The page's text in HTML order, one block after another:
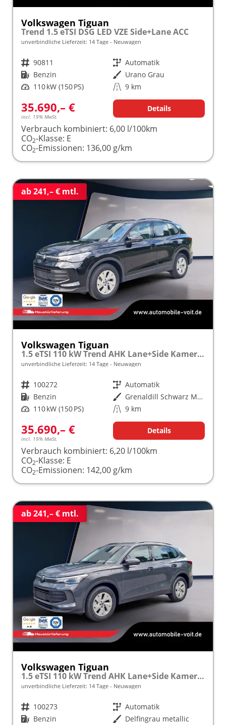
Volkswagen Tiguan
Trend 1.5 eTSI DSG LED VZE Side+Lane ACC
unverbindliche Lieferzeit: 14 Tage Neuwagen
Fahrzeugnr. 90811 Getriebe Automatik
Kraftstoff Benzin Außenfarbe Urano Grau
Leistung 110 kW (150 PS) Kilometerstand 9 km
35.690,– €
incl. 19% MwSt.
Details
Verbrauch kombiniert: 6,00 l/100km
CO2-Klasse: E
CO2-Emissionen: 136,00 g/km
ab 241,– € mtl.
Volkswagen Tiguan
1.5 eTSI 110 kW Trend AHK Lane+Side Kamera SHZ
unverbindliche Lieferzeit: 14 Tage Neuwagen
Fahrzeugnr. 100272 Getriebe Automatik
Kraftstoff Benzin Außenfarbe
Grenaldill Schwarz Metallic
Leistung 110 kW (150 PS) Kilometerstand 9 km
35.690,– €
incl. 19% MwSt.
Details
Verbrauch kombiniert: 6,20 l/100km
CO2-Klasse: E
CO2-Emissionen: 142,00 g/km
ab 241,– € mtl.
Volkswagen Tiguan
1.5 eTSI 110 kW Trend AHK Lane+Side Kamera SHZ
unverbindliche Lieferzeit: 14 Tage Neuwagen
Fahrzeugnr. 100273 Getriebe Automatik
Kraftstoff Benzin Außenfarbe Delfingrau metallic